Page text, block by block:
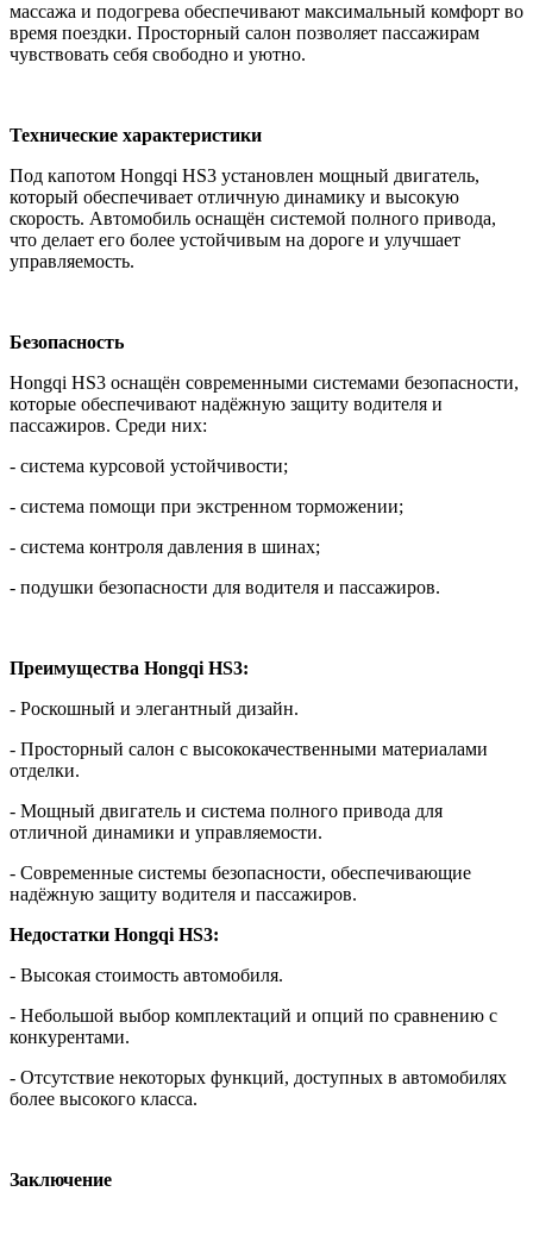
массажа и подогрева обеспечивают максимальный комфорт во
время поездки. Просторный салон позволяет пассажирам
чувствовать себя свободно и уютно.
Технические характеристики
Под капотом Hongqi HS3 установлен мощный двигатель,
который обеспечивает отличную динамику и высокую
скорость. Автомобиль оснащён системой полного привода,
что делает его более устойчивым на дороге и улучшает
управляемость.
Безопасность
Hongqi HS3 оснащён современными системами безопасности,
которые обеспечивают надёжную защиту водителя и
пассажиров. Среди них:
- система курсовой устойчивости;
- система помощи при экстренном торможении;
- система контроля давления в шинах;
- подушки безопасности для водителя и пассажиров.
Преимущества Hongqi HS3:
- Роскошный и элегантный дизайн.
- Просторный салон с высококачественными материалами
отделки.
- Мощный двигатель и система полного привода для
отличной динамики и управляемости.
- Современные системы безопасности, обеспечивающие
надёжную защиту водителя и пассажиров.
Недостатки Hongqi HS3:
- Высокая стоимость автомобиля.
- Небольшой выбор комплектаций и опций по сравнению с
конкурентами.
- Отсутствие некоторых функций, доступных в автомобилях
более высокого класса.
Заключение